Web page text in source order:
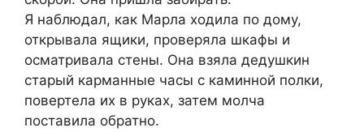
Я наблюдал, как Марла ходила по дому,
открывала ящики, проверяла шкафы и
осматривала стены. Она взяла дедушкин
старый карманные часы с каминной полки,
повертела их в руках, затем молча
поставила обратно.